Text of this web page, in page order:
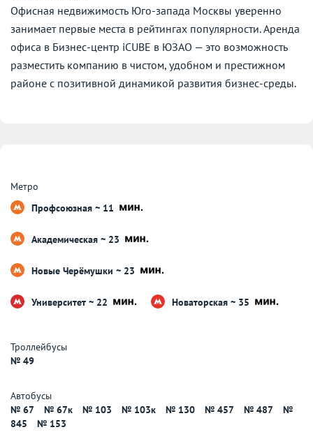
Офисная недвижимость Юго-запада Москвы уверенно
занимает первые места в рейтингах популярности. Аренда
офиса в Бизнес-центр iCUBE в ЮЗАО — это возможность
разместить компанию в чистом, удобном и престижном
районе с позитивной динамикой развития бизнес-среды.
Метро
Профсоюзная ~ 11
Академическая ~ 23
Новые Черёмушки ~ 23
Университет ~ 22 Новаторская ~ 35
Троллейбусы
№ 49
Автобусы
№ 67
№ 67к № 103 № 103к № 130 № 457 № 487
№
845
№ 153